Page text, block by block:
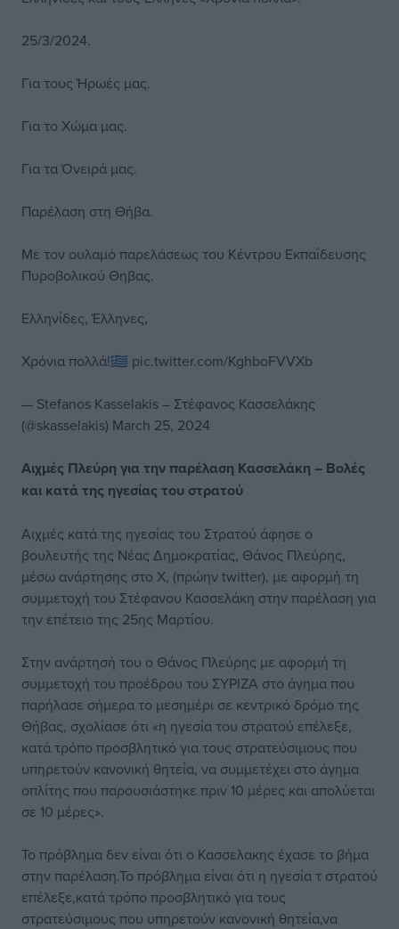
25/3/2024.
Για τους Ήρωές μας.
Για το Χώμα μας.
Για τα Όνειρά μας.
Παρέλαση στη Θήβα.
Με τον ουλαμό παρελάσεως του Κέντρου Εκπαίδευσης
Πυροβολικού Θηβας.
Ελληνίδες, Έλληνες,
Χρόνια πολλά!🇬🇷 pic.twitter.com/KghboFVVXb
— Stefanos Kasselakis – Στέφανος Κασσελάκης
(@skasselakis) March 25, 2024
Αιχμές Πλεύρη για την παρέλαση Κασσελάκη – Βολές
και κατά της ηγεσίας του στρατού
Αιχμές κατά της ηγεσίας του Στρατού άφησε ο
βουλευτής της Νέας Δημοκρατίας, Θάνος Πλεύρης,
μέσω ανάρτησης στο Χ, (πρώην twitter), με αφορμή τη
συμμετοχή του Στέφανου Κασσελάκη στην παρέλαση για
την επέτειο της 25ης Μαρτίου.
Στην ανάρτησή του ο Θάνος Πλεύρης με αφορμή τη
συμμετοχή του προέδρου του ΣΥΡΙΖΑ στο άγημα που
παρήλασε σήμερα το μεσημέρι σε κεντρικό δρόμο της
Θήβας, σχολίασε ότι «η ηγεσία του στρατού επέλεξε,
κατά τρόπο προσβλητικό για τους στρατεύσιμους που
υπηρετούν κανονική θητεία, να συμμετέχει στο άγημα
οπλίτης που παρουσιάστηκε πριν 10 μέρες και απολύεται
σε 10 μέρες».
Το πρόβλημα δεν είναι ότι ο Κασσελακης έχασε το βήμα
στην παρέλαση.Το πρόβλημα είναι ότι η ηγεσία τ στρατού
επέλεξε,κατά τρόπο προσβλητικό για τους
στρατεύσιμους που υπηρετούν κανονική θητεία,να